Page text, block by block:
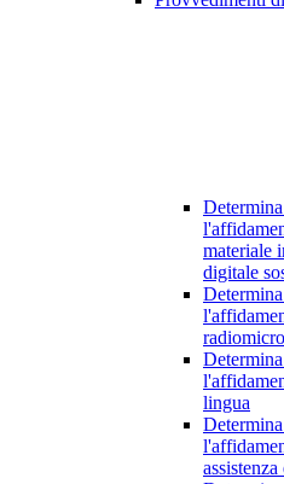
materiale
digitale
lingua